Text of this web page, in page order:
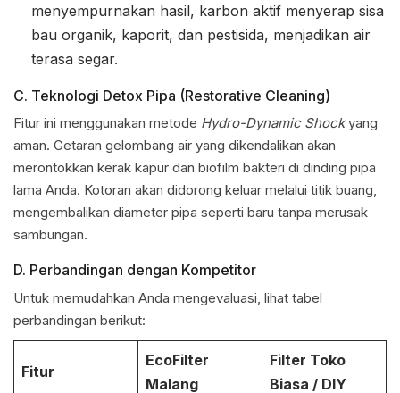
menyempurnakan hasil, karbon aktif menyerap sisa
bau organik, kaporit, dan pestisida, menjadikan air
terasa segar.
C. Teknologi Detox Pipa (Restorative Cleaning)
Fitur ini menggunakan metode Hydro-Dynamic Shockyang
aman. Getaran gelombang air yang dikendalikan akan
merontokkan kerak kapur dan biofilm bakteri di dinding pipa
lama Anda. Kotoran akan didorong keluar melalui titik buang,
mengembalikan diameter pipa seperti baru tanpa merusak
sambungan.
D. Perbandingan dengan Kompetitor
Untuk memudahkan Anda mengevaluasi, lihat tabel
perbandingan berikut:
Fitur
EcoFilter
Malang
Filter Toko
Biasa / DIY